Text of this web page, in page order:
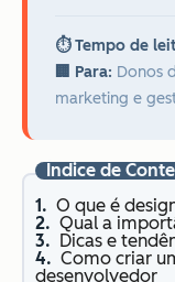
⏱️ Tempo de
🏢 Para: Donos
marketing e
Índice de
O que é
Qual a
Dicas e
Como criar
desenvolvedor